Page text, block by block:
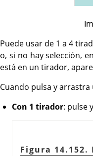
Puede usar de 1 a 4
o, si no hay selección,
está en un tirador,
Cuando pulsa y
Con 1 tirador: pulse
Figura